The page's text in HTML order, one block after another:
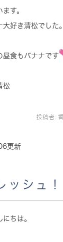
す。
大好き清松でした。
昼食もバナナです
松
投稿者:
更新
ッシュ！
ちは。